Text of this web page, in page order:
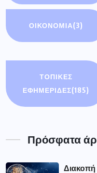
ΟΙΚΟΝΟΜΊΑ(3)
ΤΟΠΙΚΕΣ
ΕΦΗΜΕΡΙΔΕΣ(185)
Πρόσφατα
Διακοπή